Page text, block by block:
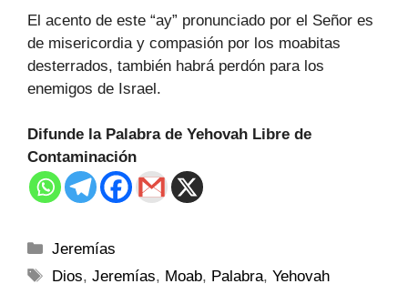
El acento de este “ay” pronunciado por el Señor es
de misericordia y compasión por los moabitas
desterrados, también habrá perdón para los
enemigos de Israel.
Difunde la Palabra de Yehovah Libre de
Contaminación
Jeremías
Dios,Jeremías, Moab, Palabra,Yehovah